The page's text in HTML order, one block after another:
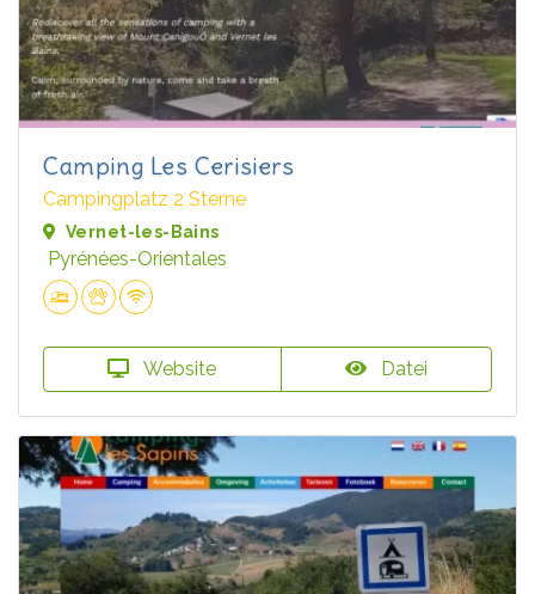
Camping Les Cerisiers
Campingplatz 2 Sterne
Vernet-les-Bains
Pyrénées-Orientales
Website Datei